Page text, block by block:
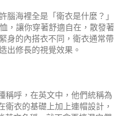
腦海裡全是「衛衣是什麼？」
，讓你穿著舒適自在，散發著
身的內搭衣不同，衛衣通常帶
出修長的視覺效果。
稱呼，在英文中，他們統稱為
衛衣的基礎上加上連帽設計，